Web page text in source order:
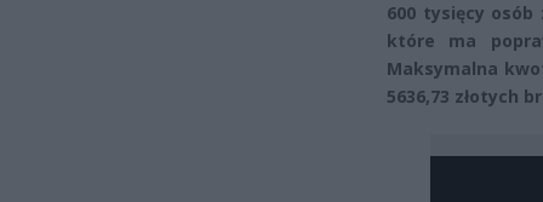
600 tysięcy osób
które ma
Maksymalna
5636,73 złotych